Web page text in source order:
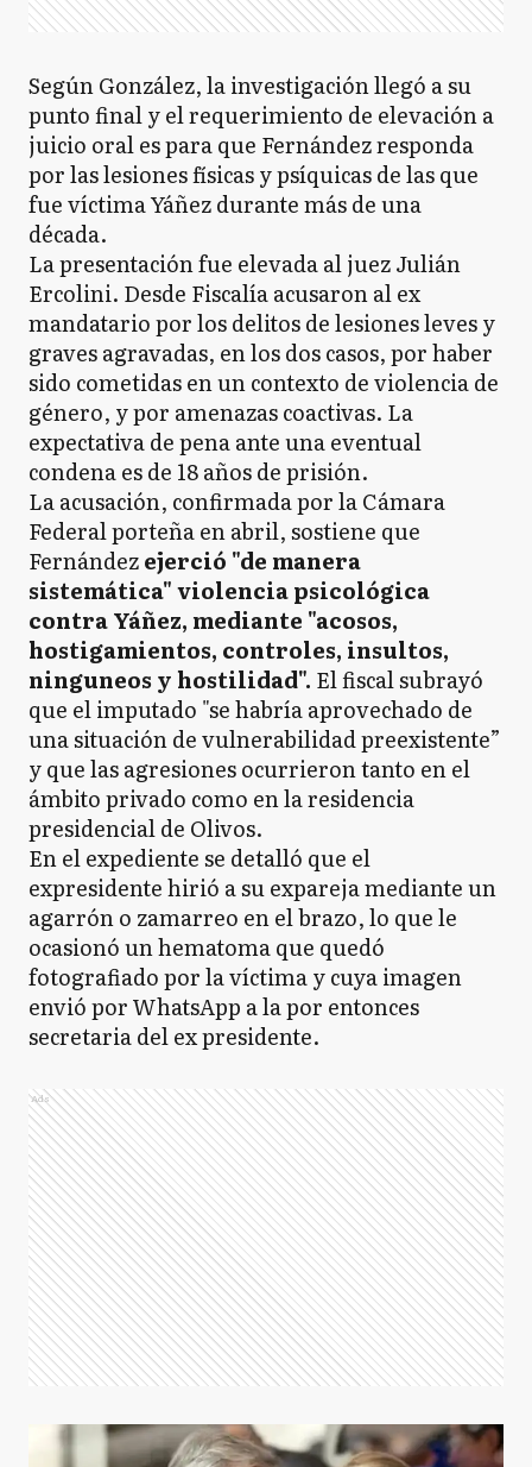
Según González, la investigación llegó a su
punto final y el requerimiento de elevación a
juicio oral es para que Fernández responda
por las lesiones físicas y psíquicas de las que
fue víctima Yáñez durante más de una
década.
La presentación fue elevada al juez Julián
Ercolini. Desde Fiscalía acusaron al ex
mandatario por los delitos de lesiones leves y
graves agravadas, en los dos casos, por haber
sido cometidas en un contexto de violencia de
género, y por amenazas coactivas. La
expectativa de pena ante una eventual
condena es de 18 años de prisión.
La acusación, confirmada por la Cámara
Federal porteña en abril, sostiene que
Fernándezejerció "de manera
sistemática" violencia psicológica
contra Yáñez, mediante "acosos,
hostigamientos, controles, insultos,
ninguneos y hostilidad". El fiscal subrayó
que el imputado "se habría aprovechado de
una situación de vulnerabilidad preexistente”
y que las agresiones ocurrieron tanto en el
ámbito privado como en la residencia
presidencial de Olivos.
En el expediente se detalló que el
expresidente hirió a su expareja mediante un
agarrón o zamarreo en el brazo, lo que le
ocasionó un hematoma que quedó
fotografiado por la víctima y cuya imagen
envió por WhatsApp a la por entonces
secretaria del ex presidente.
Ads